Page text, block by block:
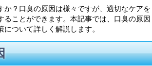
か？口臭の原因は様々ですが、適切なケアを
ることができます。本記事では、口臭の原因
について詳しく解説します。